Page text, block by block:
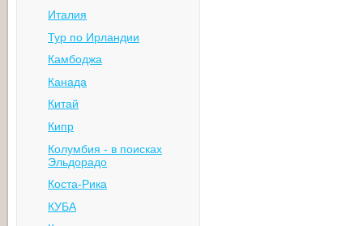
Италия
Тур по Ирландии
Камбоджа
Канада
Китай
Кипр
Колумбия - в поисках
Эльдорадо
Коста-Рика
КУБА